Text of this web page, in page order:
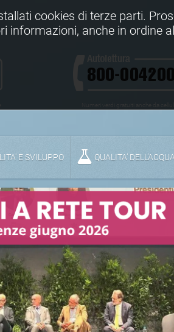
E SVILUPPO QUALITA’
cookies di terze parti.
informazioni, anche in ordine